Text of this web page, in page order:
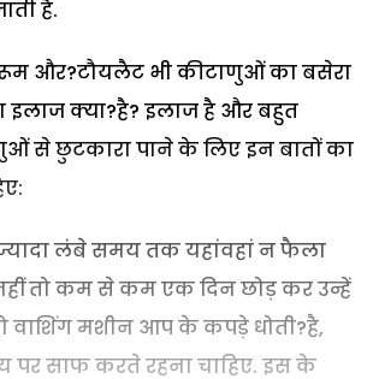
है.
और?टौयलैट भी कीटाणुओं का बसेरा
इलाज क्या?है? इलाज है और बहुत
से छुटकारा पाने के लिए इन बातों का
लंबे समय तक यहांवहां न फैला
तो कम से कम एक दिन छोड़ कर उन्हें
वाशिंग मशीन आप के कपड़े धोती?है,
साफ करते रहना चाहिए. इस के